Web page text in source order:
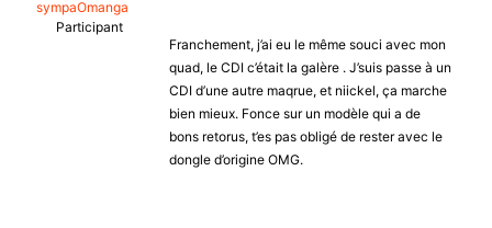
sympaOmanga
Participant
Franchement, j’ai eu le même souci avec mon
quad, le CDI c’était la galère . J’suis passe à un
CDI d’une autre maqrue, et niickel, ça marche
bien mieux. Fonce sur un modèle qui a de
bons retorus, t’es pas obligé de rester avec le
dongle d’origine OMG.